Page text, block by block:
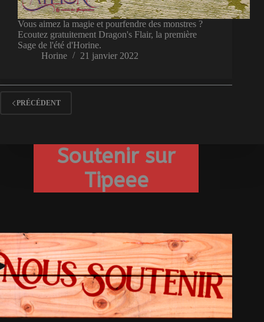
Vous aimez la magie et pourfendre des monstres ?
Ecoutez gratuitement Dragon's Flair, la première
Sage de l'été d'Horine.
Horine
21 janvier 2022
PRÉCÉDENT
Soutenir sur
Tipeee